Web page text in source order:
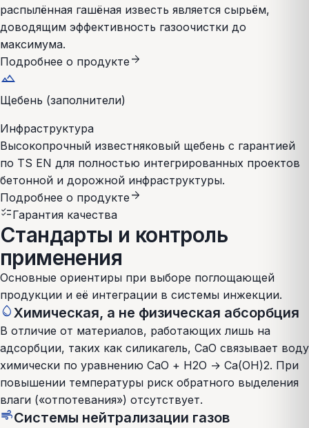
распылённая гашёная известь является сырьём,
доводящим эффективность газоочистки до
максимума.
Подробнее о продукте arrow_forward
landscape
Щебень (заполнители)
Инфраструктура
Высокопрочный известняковый щебень с гарантией
по TS EN для полностью интегрированных проектов
бетонной и дорожной инфраструктуры.
Подробнее о продукте arrow_forward
checklistГарантия качества
Стандарты и контроль
применения
Основные ориентиры при выборе поглощающей
продукции и её интеграции в системы инжекции.
water_dropХимическая, а не физическая абсорбция
В отличие от материалов, работающих лишь на
адсорбции, таких как силикагель, CaO связывает воду
химически по уравнению CaO + H2O → Ca(OH)2. При
повышении температуры риск обратного выделения
влаги («отпотевания») отсутствует.
airСистемы нейтрализации газов